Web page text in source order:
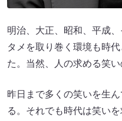
明治、大正、昭和、平成
タメを取り巻く環境も時
た。当然、人の求める笑
昨日まで多くの笑いを生
る。それでも時代は笑い